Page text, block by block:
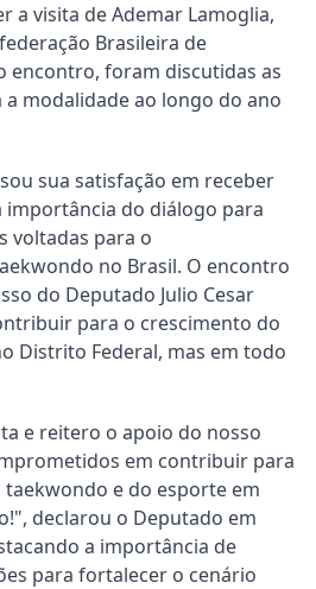
a visita de Ademar Lamoglia,
Brasileira de
encontro, foram discutidas as
a modalidade ao longo do ano
sua satisfação em receber
importância do diálogo para
voltadas para o
no Brasil. O encontro
do Deputado Julio Cesar
para o crescimento do
Distrito Federal, mas em todo
e reitero o apoio do nosso
em contribuir para
e do esporte em
declarou o Deputado em
a importância de
para fortalecer o cenário